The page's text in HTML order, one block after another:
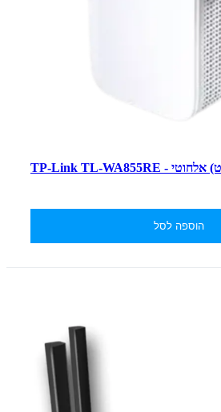
מגדיל טווח(אקסס פוינט) אלחוטי - TP-Link TL-WA855RE
הוספה לסל